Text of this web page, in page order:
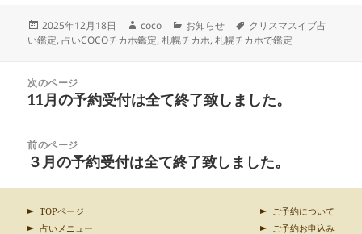
投
稿
2025年12月18日
作
成
coco
カ
テ
お知らせ
タ
グ
クリスマスイブ占
い鑑定,占いCOCOチカホ鑑定,札幌チカホ,札幌チカホで鑑定
次のページ
前
稿:
11月の予約受付は全て終了致しました。
前のページ
次
投
稿:
３月の予約受付は全て終了致しました。
TOPページ
占いメニュー
ご予約について
ご予約お申込み